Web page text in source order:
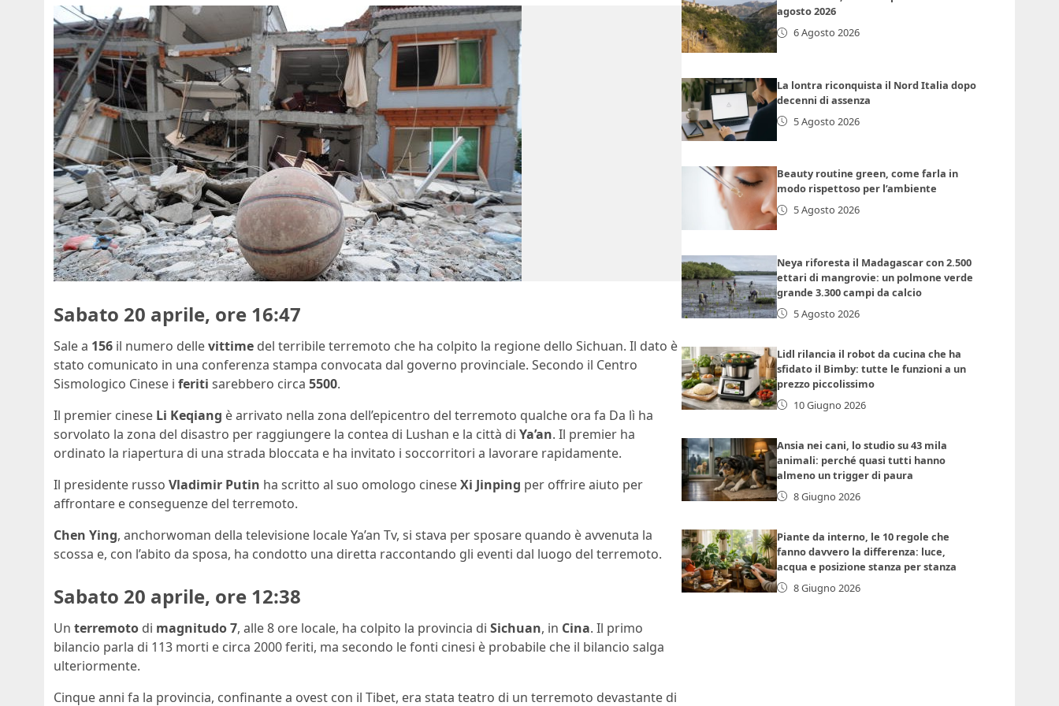
Sabato 20 aprile, ore 16:47
Sale a 156 il numero dellevittime del terribile terremoto che ha colpito la regione dello Sichuan. Il dato è
stato comunicato in una conferenza stampa convocata dal governo provinciale. Secondo il Centro
Sismologico Cinese i feriti sarebbero circa 5500.
Il premier cinese Li Keqiang è arrivato nella zona dell’epicentro del terremoto qualche ora fa Da lì ha
sorvolato la zona del disastro per raggiungere la contea di Lushan e la città di Ya’an. Il premier ha
ordinato la riapertura di una strada bloccata e ha invitato i soccorritori a lavorare rapidamente.
Il presidente russo Vladimir Putin ha scritto al suo omologo cineseXi Jinping per offrire aiuto per
affrontare e conseguenze del terremoto.
Chen Ying, anchorwoman della televisione locale Ya’an Tv, si stava per sposare quando è avvenuta la
scossa e, con l’abito da sposa, ha condotto una diretta raccontando gli eventi dal luogo del terremoto.
Sabato 20 aprile, ore 12:38
Un terremoto di magnitudo 7, alle 8 ore locale, ha colpito la provincia di Sichuan, in Cina. Il primo
bilancio parla di 113 morti e circa 2000 feriti, ma secondo le fonti cinesi è probabile che il bilancio salga
ulteriormente.
Cinque anni fa la provincia, confinante a ovest con il Tibet, era stata teatro di un terremoto devastante di
agosto 2026
6 Agosto 2026
La lontra riconquista il Nord Italia dopo
decenni di assenza
5 Agosto 2026
Beauty routine green, come farla in
modo rispettoso per l’ambiente
5 Agosto 2026
Neya riforesta il Madagascar con 2.500
ettari di mangrovie: un polmone verde
grande 3.300 campi da calcio
5 Agosto 2026
Lidl rilancia il robot da cucina che ha
sfidato il Bimby: tutte le funzioni a un
prezzo piccolissimo
10 Giugno 2026
Ansia nei cani, lo studio su 43 mila
animali: perché quasi tutti hanno
almeno un trigger di paura
8 Giugno 2026
Piante da interno, le 10 regole che
fanno davvero la differenza: luce,
acqua e posizione stanza per stanza
8 Giugno 2026